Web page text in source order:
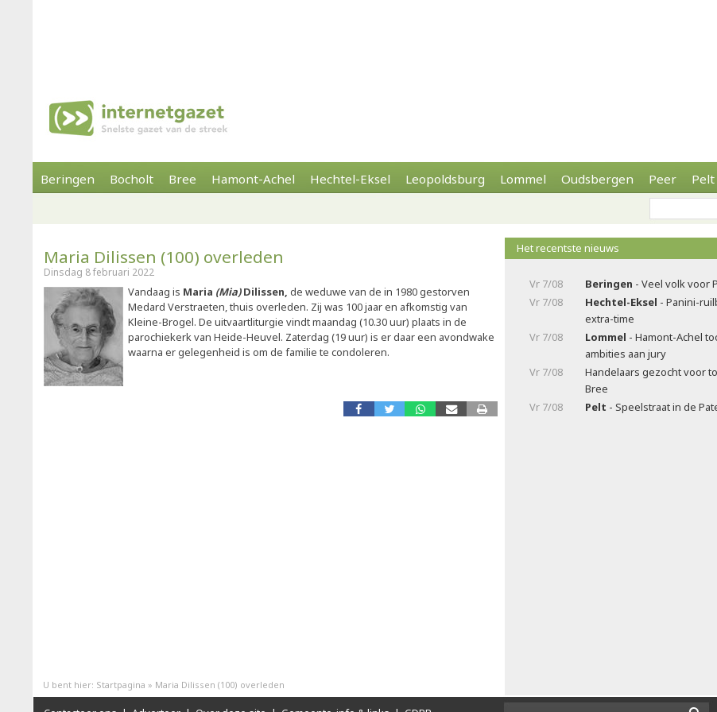
Beringen Bocholt Bree Hamont-Achel Hechtel-Eksel Leopoldsburg Lommel Oudsbergen Peer Pelt
Maria Dilissen (100) overleden
Dinsdag 8 februari 2022
Vandaag is Maria (Mia)Dilissen, de weduwe van de in 1980 gestorven
Medard Verstraeten, thuis overleden. Zij was 100 jaar en afkomstig van
Kleine-Brogel. De uitvaartliturgie vindt maandag (10.30 uur) plaats in de
parochiekerk van Heide-Heuvel. Zaterdag (19 uur) is er daar een avondwake
waarna er gelegenheid is om de familie te condoleren.
Het recentste nieuws
Vr 7/08 Beringen - Veel volk voor
Vr 7/08
Hechtel-Eksel - Panini-
extra-time
Vr 7/08
Lommel - Hamont-Achel
ambities aan jury
Vr 7/08
Handelaars gezocht voor
Bree
Vr 7/08
Pelt - Speelstraat in de
U bent hier: Startpagina » Maria Dilissen (100) overleden